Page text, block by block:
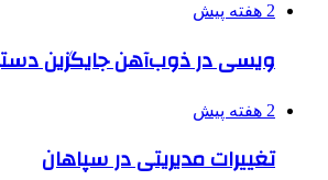
2 هفته پیش
ویسی در ذوب‌آهن جایگزین
2 هفته پیش
تغییرات مدیریتی در سپاهان